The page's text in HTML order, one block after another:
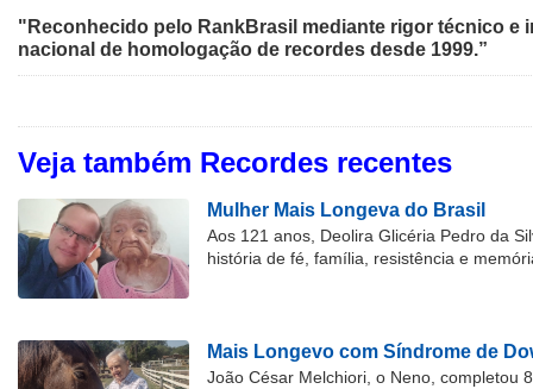
"Reconhecido pelo RankBrasil mediante rigor técnico e
nacional de homologação de recordes desde 1999.”
Veja também Recordes recentes
Mulher Mais Longeva do Brasil
Aos 121 anos, Deolira Glicéria Pedro da
história de fé, família, resistência e
Mais Longevo com Síndrome de
João César Melchiori, o Neno, completou